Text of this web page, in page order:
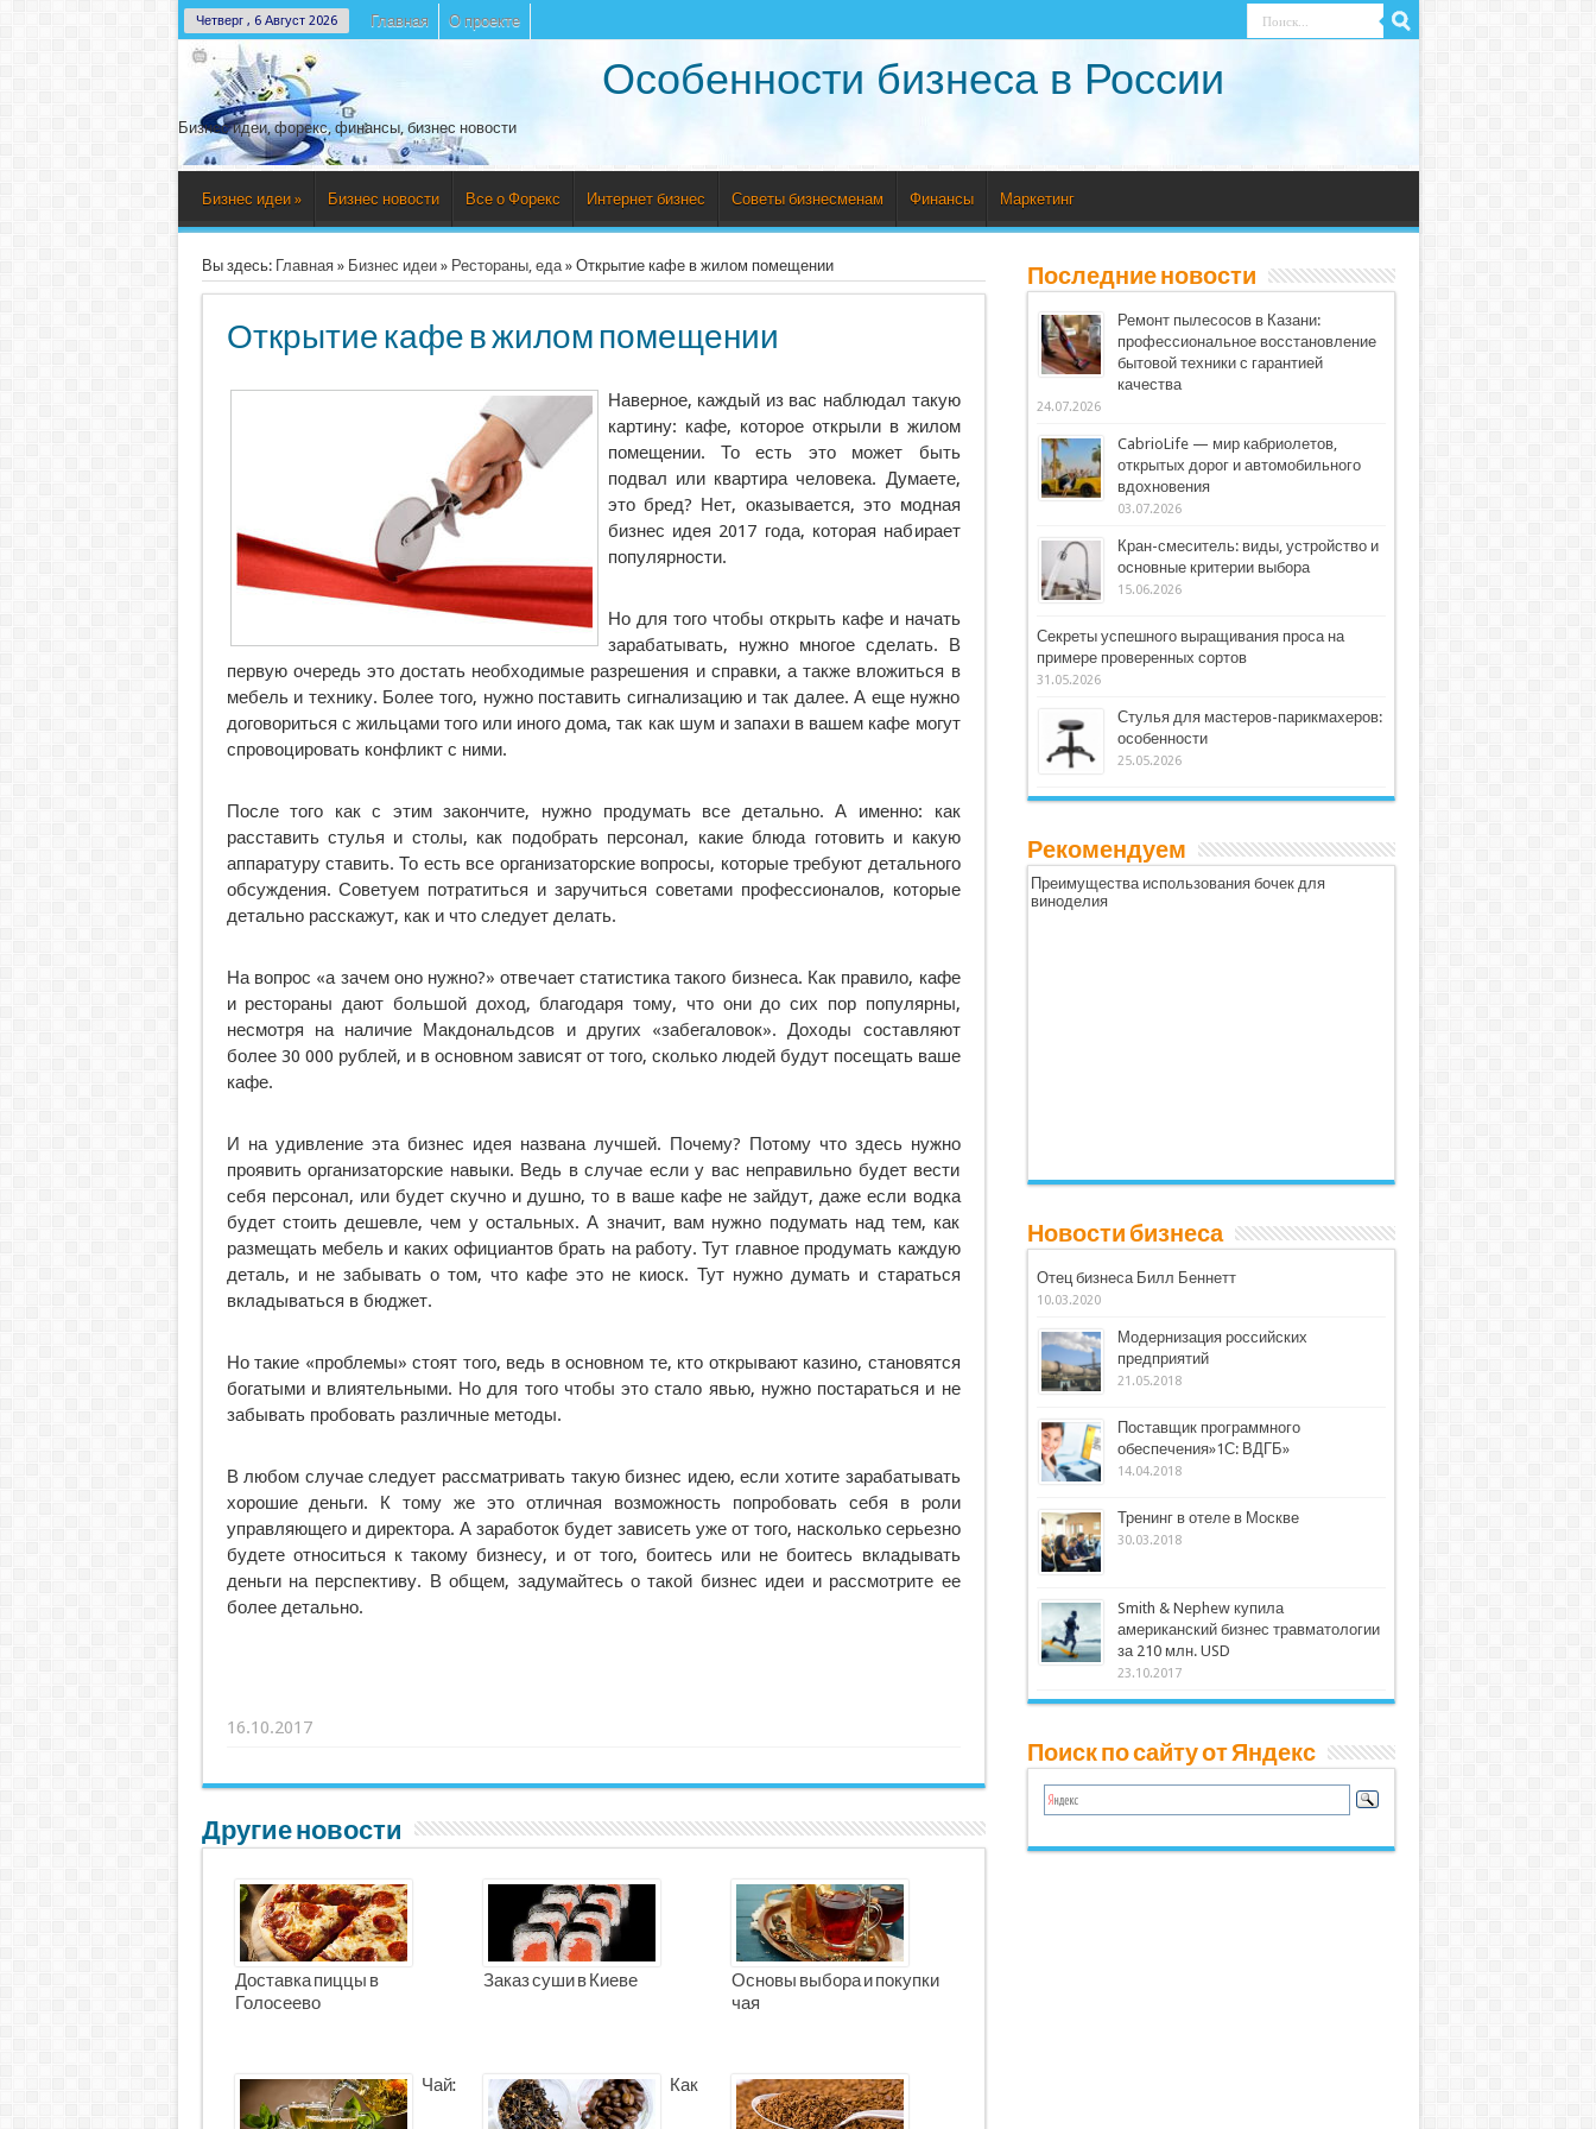
Четверг , 6 Август 2026 Главная О проекте
Особенности бизнеса в России
Бизнес идеи, форекс, финансы, бизнес новости
Бизнес идеи » Бизнес новости Все о Форекс Интернет бизнес Советы бизнесменам Финансы Маркетинг
Вы здесь: Главная» Бизнес идеи» Рестораны, еда» Открытие кафе в жилом помещении
Открытие кафе в жилом помещении
Наверное, каждый из вас наблюдал такую
картину: кафе, которое открыли в жилом
помещении. То есть это может быть
подвал или квартира человека. Думаете,
это бред? Нет, оказывается, это модная
бизнес идея 2017 года, которая набирает
популярности.
Но для того чтобы открыть кафе и начать
зарабатывать, нужно многое сделать. В
первую очередь это достать необходимые разрешения и справки, а также вложиться в
мебель и технику. Более того, нужно поставить сигнализацию и так далее. А еще нужно
договориться с жильцами того или иного дома, так как шум и запахи в вашем кафе могут
спровоцировать конфликт с ними.
После того как с этим закончите, нужно продумать все детально. А именно: как
расставить стулья и столы, как подобрать персонал, какие блюда готовить и какую
аппаратуру ставить. То есть все организаторские вопросы, которые требуют детального
обсуждения. Советуем потратиться и заручиться советами профессионалов, которые
детально расскажут, как и что следует делать.
На вопрос «а зачем оно нужно?» отвечает статистика такого бизнеса. Как правило, кафе
и рестораны дают большой доход, благодаря тому, что они до сих пор популярны,
несмотря на наличие Макдональдсов и других «забегаловок». Доходы составляют
более 30 000 рублей, и в основном зависят от того, сколько людей будут посещать ваше
кафе.
И на удивление эта бизнес идея названа лучшей. Почему? Потому что здесь нужно
проявить организаторские навыки. Ведь в случае если у вас неправильно будет вести
себя персонал, или будет скучно и душно, то в ваше кафе не зайдут, даже если водка
будет стоить дешевле, чем у остальных. А значит, вам нужно подумать над тем, как
размещать мебель и каких официантов брать на работу. Тут главное продумать каждую
деталь, и не забывать о том, что кафе это не киоск. Тут нужно думать и стараться
вкладываться в бюджет.
Но такие «проблемы» стоят того, ведь в основном те, кто открывают казино, становятся
богатыми и влиятельными. Но для того чтобы это стало явью, нужно постараться и не
забывать пробовать различные методы.
В любом случае следует рассматривать такую бизнес идею, если хотите зарабатывать
хорошие деньги. К тому же это отличная возможность попробовать себя в роли
управляющего и директора. А заработок будет зависеть уже от того, насколько серьезно
будете относиться к такому бизнесу, и от того, боитесь или не боитесь вкладывать
деньги на перспективу. В общем, задумайтесь о такой бизнес идеи и рассмотрите ее
более детально.
16.10.2017
Другие новости
Доставка пиццы в
Голосеево
Заказ суши в Киеве
Основы выбора и покупки
чая
Чай: Как
Последние новости
Ремонт пылесосов в Казани:
профессиональное восстановление
бытовой техники с гарантией
качества
24.07.2026
CabrioLife — мир кабриолетов,
открытых дорог и автомобильного
вдохновения
03.07.2026
Кран-смеситель: виды, устройство и
основные критерии выбора
15.06.2026
Секреты успешного выращивания проса на
примере проверенных сортов
31.05.2026
Стулья для мастеров-парикмахеров:
особенности
25.05.2026
Рекомендуем
Преимущества использования бочек для
виноделия
Новости бизнеса
Отец бизнеса Билл Беннетт
10.03.2020
Модернизация российских
предприятий
21.05.2018
Поставщик программного
обеспечения»1С: ВДГБ»
14.04.2018
Тренинг в отеле в Москве
30.03.2018
Smith & Nephew купила
американский бизнес травматологии
за 210 млн. USD
23.10.2017
Поиск по сайту от Яндекс